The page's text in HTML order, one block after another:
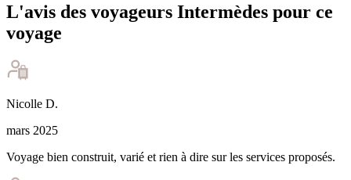
L'avis des voyageurs Intermèdes pour ce
voyage
Nicolle D.
mars 2025
Voyage bien construit, varié et rien à dire sur les services proposés.